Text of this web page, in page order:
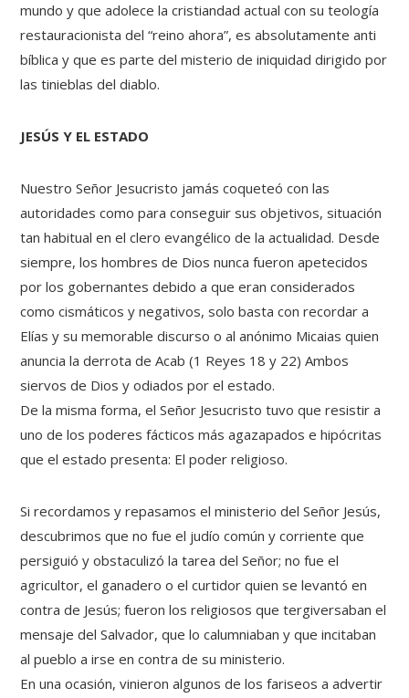
mundo y que adolece la cristiandad actual con su teología
restauracionista del “reino ahora”, es absolutamente anti
bíblica y que es parte del misterio de iniquidad dirigido por
las tinieblas del diablo.
JESÚS Y EL ESTADO
Nuestro Señor Jesucristo jamás coqueteó con las
autoridades como para conseguir sus objetivos, situación
tan habitual en el clero evangélico de la actualidad. Desde
siempre, los hombres de Dios nunca fueron apetecidos
por los gobernantes debido a que eran considerados
como cismáticos y negativos, solo basta con recordar a
Elías y su memorable discurso o al anónimo Micaias quien
anuncia la derrota de Acab (1 Reyes 18 y 22) Ambos
siervos de Dios y odiados por el estado.
De la misma forma, el Señor Jesucristo tuvo que resistir a
uno de los poderes fácticos más agazapados e hipócritas
que el estado presenta: El poder religioso.
Si recordamos y repasamos el ministerio del Señor Jesús,
descubrimos que no fue el judío común y corriente que
persiguió y obstaculizó la tarea del Señor; no fue el
agricultor, el ganadero o el curtidor quien se levantó en
contra de Jesús; fueron los religiosos que tergiversaban el
mensaje del Salvador, que lo calumniaban y que incitaban
al pueblo a irse en contra de su ministerio.
En una ocasión, vinieron algunos de los fariseos a advertir